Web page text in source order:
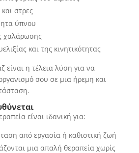
και στρες
ύπνου
χαλάρωσης
και της κινητικότητας
είναι η τέλεια λύση για να
σου σε μια ήρεμη και
είναι ιδανική για:
από εργασία ή καθιστική ζωή
μια απαλή θεραπεία χωρίς